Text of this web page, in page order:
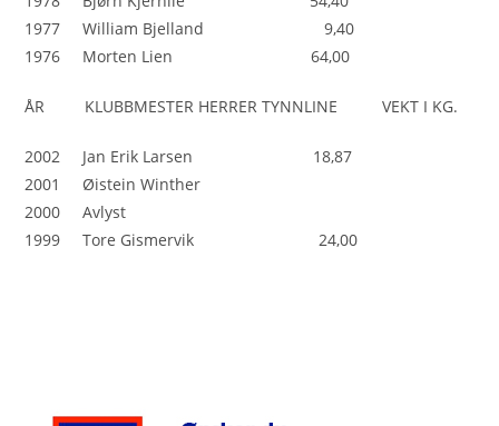
1977 William Bjelland 9,40
1976 Morten Lien 64,00
ÅR KLUBBMESTER HERRER TYNNLINE VEKT I KG.
2002 Jan Erik Larsen 18,87
2001 Øistein Winther
2000 Avlyst
1999 Tore Gismervik 24,00